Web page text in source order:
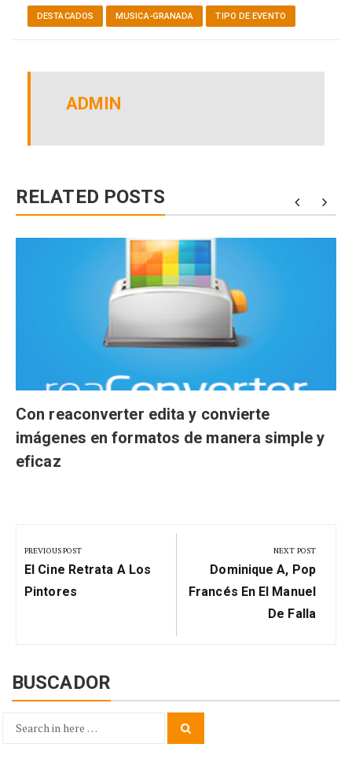
DESTACADOS MUSICA-GRANADA TIPO DE EVENTO
ADMIN
RELATED POSTS
Con reaconverter edita y convierte
imágenes en formatos de manera simple y
eficaz
de
entradas
PREVIOUS POST
Previous
Post:
El Cine Retrata A Los
Pintores
NEXT POST
Next
Post:
Dominique A, Pop
Francés En El Manuel
De Falla
BUSCADOR
Search